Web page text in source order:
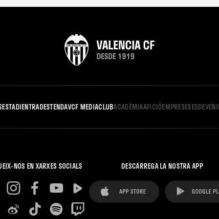
ESTADIENTRADESTENDAVCF MEDIACLUBACADÈMIAAFICIÓEMPRESES
NOS EN XARXES SOCIALS DESCARREGA LA NOSTRA APP